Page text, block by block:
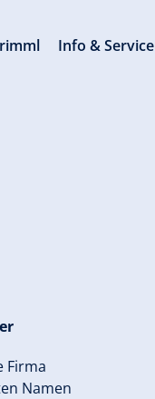
Firma
Namen
Info & Service